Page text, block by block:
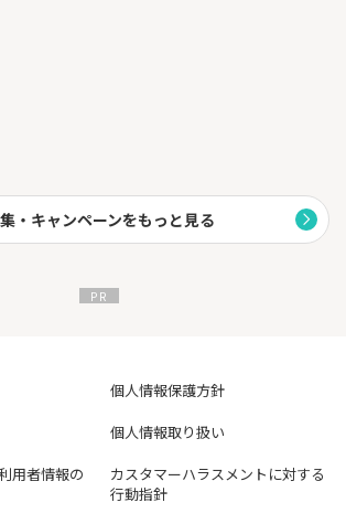
・キャンペーンをもっと見る
個人情報保護方針
個人情報取り扱い
用者情報の
カスタマーハラスメントに対する
行動指針